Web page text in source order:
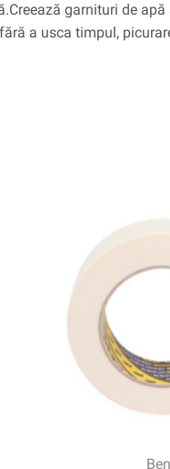
garnituri de
a usca timpul,